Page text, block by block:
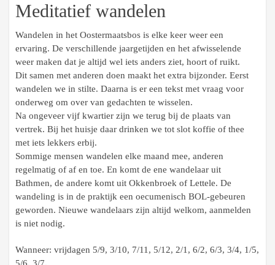
Meditatief wandelen
Wandelen in het Oostermaatsbos is elke keer weer een
ervaring. De verschillende jaargetijden en het afwisselende
weer maken dat je altijd wel iets anders ziet, hoort of ruikt.
Dit samen met anderen doen maakt het extra bijzonder. Eerst
wandelen we in stilte. Daarna is er een tekst met vraag voor
onderweg om over van gedachten te wisselen.
Na ongeveer vijf kwartier zijn we terug bij de plaats van
vertrek. Bij het huisje daar drinken we tot slot koffie of thee
met iets lekkers erbij.
Sommige mensen wandelen elke maand mee, anderen
regelmatig of af en toe. En komt de ene wandelaar uit
Bathmen, de andere komt uit Okkenbroek of Lettele. De
wandeling is in de praktijk een oecumenisch BOL-gebeuren
geworden. Nieuwe wandelaars zijn altijd welkom, aanmelden
is niet nodig.
Wanneer: vrijdagen 5/9, 3/10, 7/11, 5/12, 2/1, 6/2, 6/3, 3/4, 1/5,